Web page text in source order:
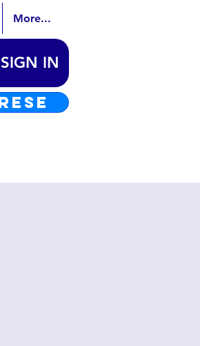
More...
SIGN IN